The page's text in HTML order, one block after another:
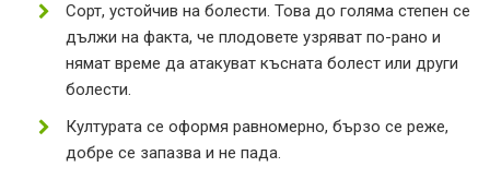
Сорт, устойчив на болести. Това до голяма степен се
дължи на факта, че плодовете узряват по-рано и
нямат време да атакуват късната болест или други
болести.
Културата се оформя равномерно, бързо се реже,
добре се запазва и не пада.